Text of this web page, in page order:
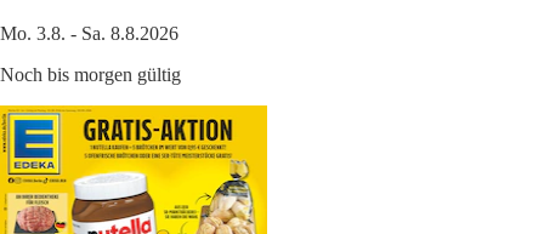
Mo. 3.8. - Sa. 8.8.2026
Noch bis morgen gültig